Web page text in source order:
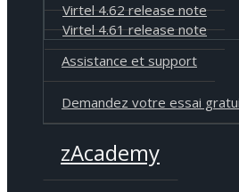
Virtel 4.62 release note
Virtel 4.61 release note
Assistance et support
Demandez votre essai
zAcademy